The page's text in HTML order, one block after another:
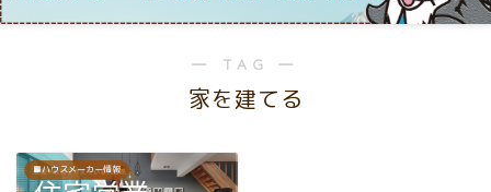
― TAG ―
家を建てる
■ハウスメーカー情報